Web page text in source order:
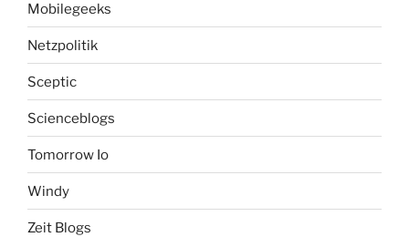
Mobilegeeks
Netzpolitik
Sceptic
Scienceblogs
Tomorrow Io
Windy
Zeit Blogs